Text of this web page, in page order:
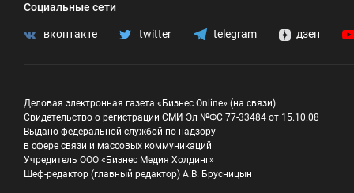
Социальные сети
вконтакте twitter telegram дзен
Деловая электронная газета «Бизнес Online» (на связи)
Свидетельство о регистрации СМИ Эл №ФС 77-33484 от 15.10.08
Выдано федеральной службой по надзору
в сфере связи и массовых коммуникаций
Учредитель ООО «Бизнес Медия Холдинг»
Шеф-редактор (главный редактор) А.В. Брусницын